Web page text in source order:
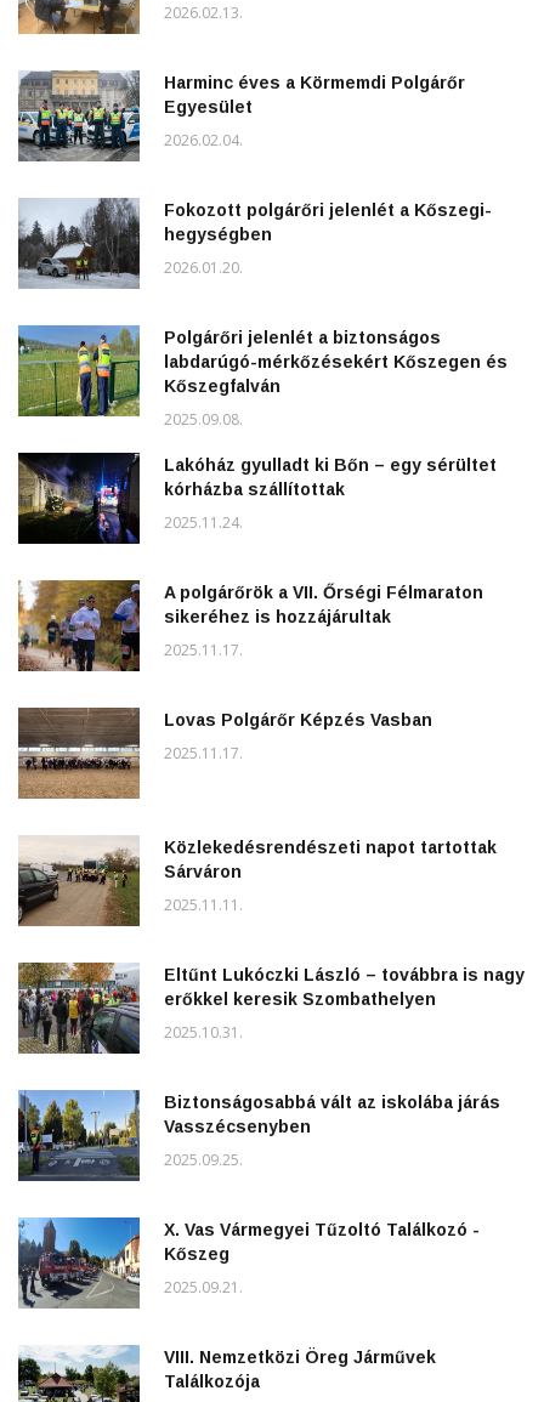
2026.02.13.
Harminc éves a Körmemdi Polgárőr
Egyesület
2026.02.04.
Fokozott polgárőri jelenlét a Kőszegi-
hegységben
2026.01.20.
Polgárőri jelenlét a biztonságos
labdarúgó-mérkőzésekért Kőszegen és
Kőszegfalván
2025.09.08.
Lakóház gyulladt ki Bőn – egy sérültet
kórházba szállítottak
2025.11.24.
A polgárőrök a VII. Őrségi Félmaraton
sikeréhez is hozzájárultak
2025.11.17.
Lovas Polgárőr Képzés Vasban
2025.11.17.
Közlekedésrendészeti napot tartottak
Sárváron
2025.11.11.
Eltűnt Lukóczki László – továbbra is nagy
erőkkel keresik Szombathelyen
2025.10.31.
Biztonságosabbá vált az iskolába járás
Vasszécsenyben
2025.09.25.
X. Vas Vármegyei Tűzoltó Találkozó -
Kőszeg
2025.09.21.
VIII. Nemzetközi Öreg Járművek
Találkozója